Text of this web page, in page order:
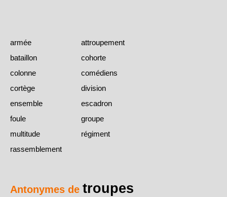
armée
attroupement
bataillon
cohorte
colonne
comédiens
cortège
division
ensemble
escadron
foule
groupe
multitude
régiment
rassemblement
Antonymes de troupes